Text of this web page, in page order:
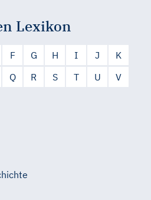
Lexikon
F G H I J
K
Q R S T U
V